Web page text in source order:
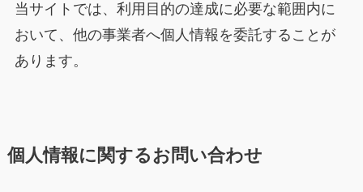
当サイトでは、利用目的の達成に必要な範囲内に
おいて、他の事業者へ個人情報を委託することが
あります。
個人情報に関するお問い合わせ